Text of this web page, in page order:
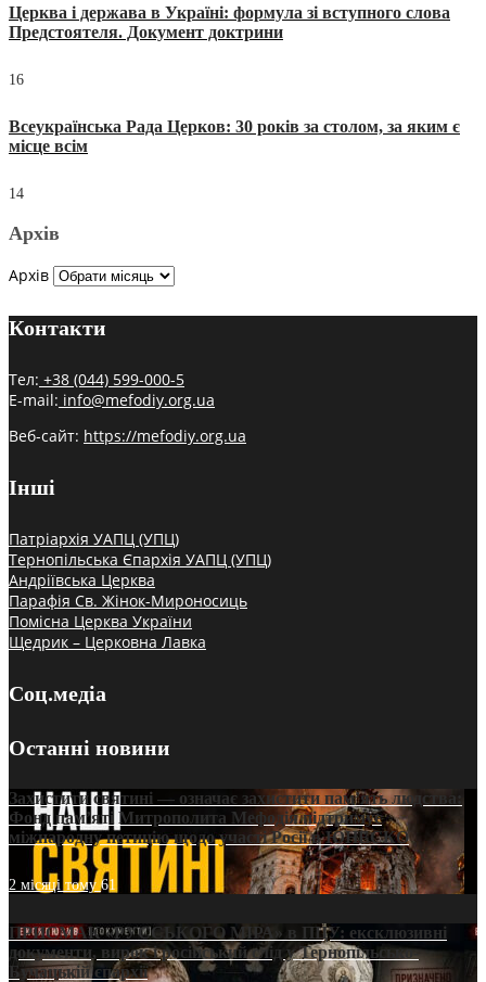
Церква і держава в Україні: формула зі вступного слова
Предстоятеля. Документ доктрини
16
Всеукраїнська Рада Церков: 30 років за столом, за яким є
місце всім
14
Архів
Архів
Контакти
Тел: +38 (044) 599-000-5
E-mail: info@mefodiy.org.ua
Веб-сайт: https://mefodiy.org.ua
Інші
Патріархія УАПЦ (УПЦ)
Тернопільська Єпархія УАПЦ (УПЦ)
Андріївська Церква
Парафія Св. Жінок-Мироносиць
Помісна Церква України
Щедрик – Церковна Лавка
Соц.медіа
Останні новини
Захистити святині — означає захистити пам’ять людства:
Фонд пам’яті Митрополита Мефодія підтримує
міжнародну петицію щодо участі Росії в ЮНЕСКО
2 місяці тому61
ПРИСМАК «РУССЬКОГО МІРА» в ПЦУ: ексклюзивні
документи, вирок і російський слід у Тернопільсько-
Бучацькій єпархії